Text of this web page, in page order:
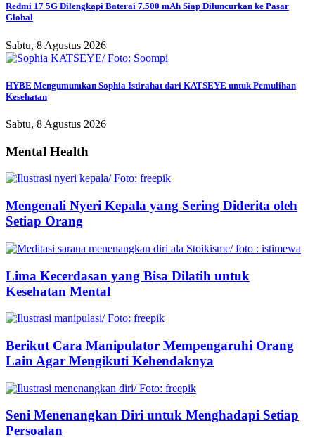
Redmi 17 5G Dilengkapi Baterai 7.500 mAh Siap Diluncurkan ke Pasar
Global
Sabtu, 8 Agustus 2026
HYBE Mengumumkan Sophia Istirahat dari KATSEYE untuk Pemulihan
Kesehatan
Sabtu, 8 Agustus 2026
Mental Health
Mengenali Nyeri Kepala yang Sering Diderita oleh
Setiap Orang
Lima Kecerdasan yang Bisa Dilatih untuk
Kesehatan Mental
Berikut Cara Manipulator Mempengaruhi Orang
Lain Agar Mengikuti Kehendaknya
Seni Menenangkan Diri untuk Menghadapi Setiap
Persoalan